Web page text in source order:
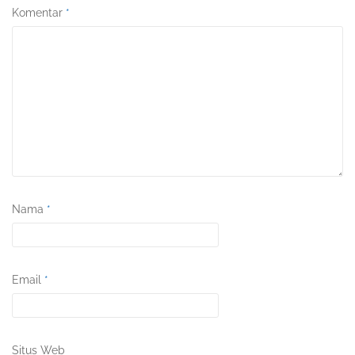
Komentar *
Nama *
Email *
Situs Web